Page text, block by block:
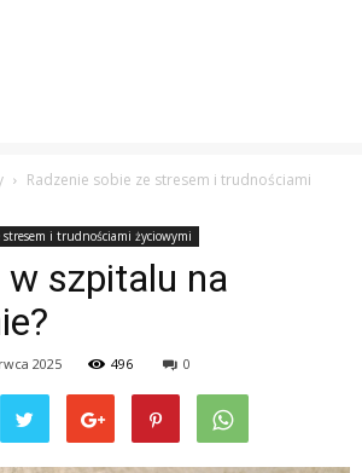
Radzenie sobie ze stresem i trudnościami
stresem i trudnościami życiowymi
w szpitalu na
2025 496 0